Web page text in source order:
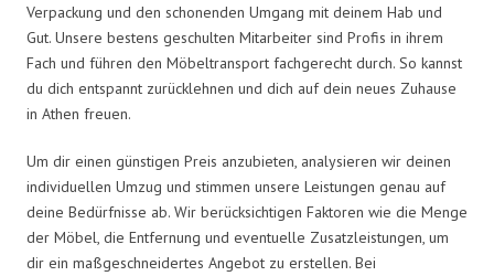
Verpackung und den schonenden Umgang mit deinem Hab und
Gut. Unsere bestens geschulten Mitarbeiter sind Profis in ihrem
Fach und führen den Möbeltransport fachgerecht durch. So kannst
du dich entspannt zurücklehnen und dich auf dein neues Zuhause
in Athen freuen.
Um dir einen günstigen Preis anzubieten, analysieren wir deinen
individuellen Umzug und stimmen unsere Leistungen genau auf
deine Bedürfnisse ab. Wir berücksichtigen Faktoren wie die Menge
der Möbel, die Entfernung und eventuelle Zusatzleistungen, um
dir ein maßgeschneidertes Angebot zu erstellen. Bei